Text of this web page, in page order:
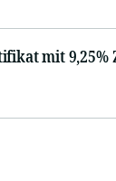
mit 9,25%